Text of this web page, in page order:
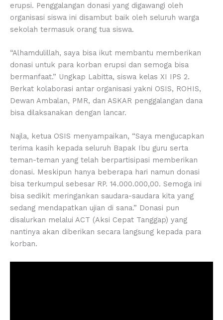
erupsi. Penggalangan donasi yang digawangi oleh
organisasi siswa ini disambut baik oleh seluruh warga
sekolah termasuk orang tua siswa.
“Alhamdulillah, saya bisa ikut membantu memberikan
donasi untuk para korban erupsi dan semoga bisa
bermanfaat.” Ungkap Labitta, siswa kelas XI IPS 2.
Berkat kolaborasi antar organisasi yakni OSIS, ROHIS,
Dewan Ambalan, PMR, dan ASKAR penggalangan dana
bisa dilaksanakan dengan lancar.
Najla, ketua OSIS menyampaikan, “Saya mengucapkan
terima kasih kepada seluruh Bapak Ibu guru serta
teman-teman yang telah berpartisipasi memberikan
donasi. Meskipun hanya beberapa hari namun donasi
bisa terkumpul sebesar RP. 14.000.000,00. Semoga ini
bisa sedikit meringankan saudara-saudara kita yang
sedang mendapatkan ujian di sana.” Donasi pun
disalurkan melalui ACT (Aksi Cepat Tanggap) yang
nantinya akan diberikan secara langsung kepada para
korban.